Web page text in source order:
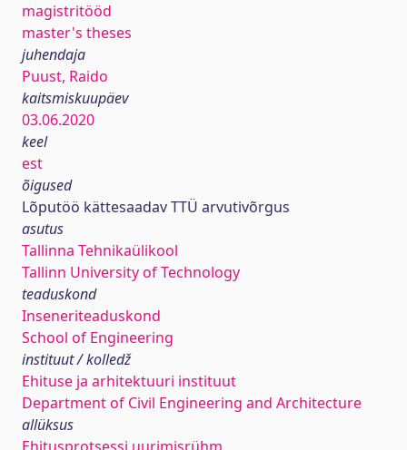
magistritööd
master's theses
juhendaja
Puust, Raido
kaitsmiskuupäev
03.06.2020
keel
est
õigused
Lõputöö kättesaadav TTÜ arvutivõrgus
asutus
Tallinna Tehnikaülikool
Tallinn University of Technology
teaduskond
Inseneriteaduskond
School of Engineering
instituut / kolledž
Ehituse ja arhitektuuri instituut
Department of Civil Engineering and Architecture
allüksus